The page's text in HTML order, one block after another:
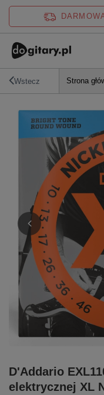
Wstecz Strona
D'Addario
elektrycznej XL